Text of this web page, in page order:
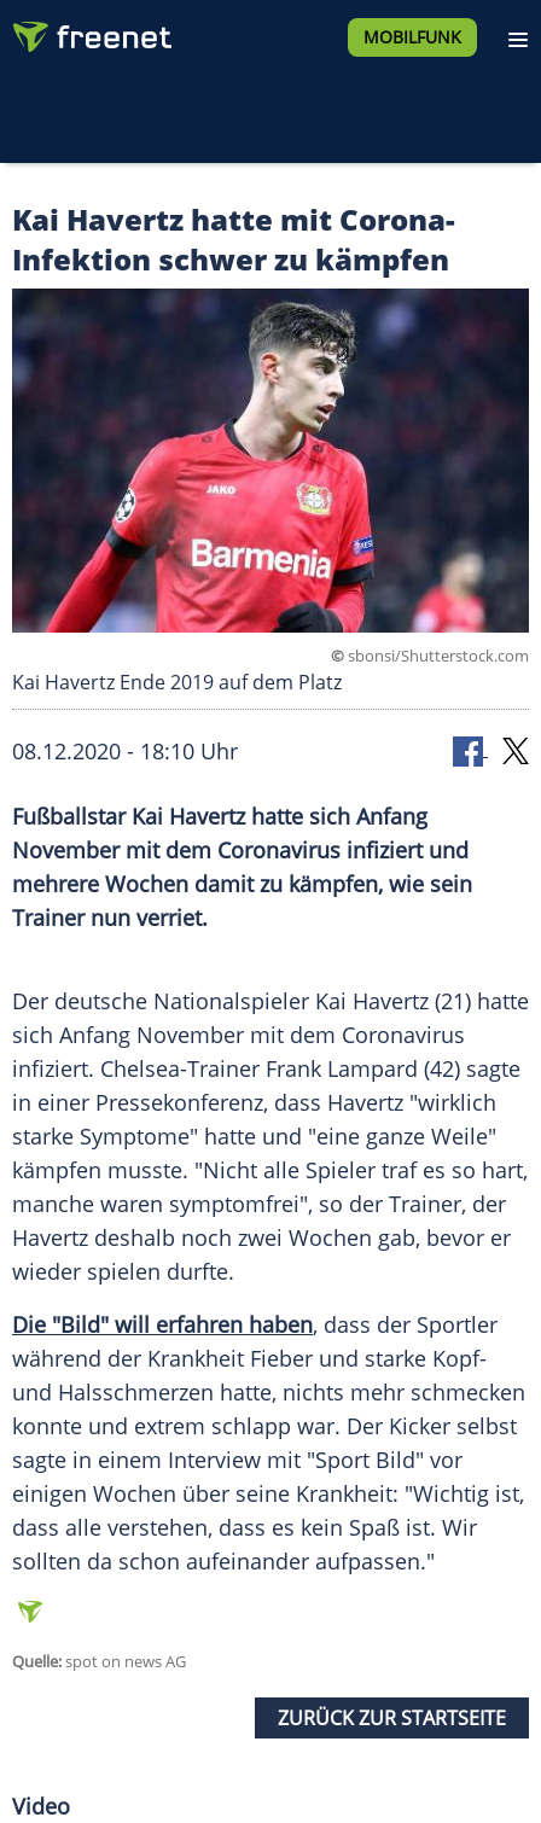
MOBILFUNK
Kai Havertz hatte mit Corona-
Infektion schwer zu kämpfen
©sbonsi/Shutterstock.com
Kai Havertz Ende 2019 auf dem Platz
08.12.2020 - 18:10 Uhr
Fußballstar Kai Havertzhatte sich Anfang
November mit dem Coronavirus infiziert und
mehrere Wochen damit zu kämpfen, wie sein
Trainer nun verriet.
Der deutsche Nationalspieler Kai Havertz (21) hatte
sich Anfang November mit dem Coronavirus
infiziert. Chelsea-Trainer Frank Lampard (42) sagte
in einer Pressekonferenz, dass Havertz "wirklich
starke Symptome" hatte und "eine ganze Weile"
kämpfen musste. "Nicht alle Spieler traf es so hart,
manche waren symptomfrei", so der Trainer, der
Havertz deshalb noch zwei Wochen gab, bevor er
wieder spielen durfte.
Die "Bild" will erfahren haben, dass der Sportler
während der Krankheit Fieber und starke Kopf-
und Halsschmerzen hatte, nichts mehr schmecken
konnte und extrem schlapp war. Der Kicker selbst
sagte in einem Interview mit "Sport Bild" vor
einigen Wochen über seine Krankheit: "Wichtig ist,
dass alle verstehen, dass es kein Spaß ist. Wir
sollten da schon aufeinander aufpassen."
Quelle:spot on news AG
ZURÜCK ZUR STARTSEITE
Video